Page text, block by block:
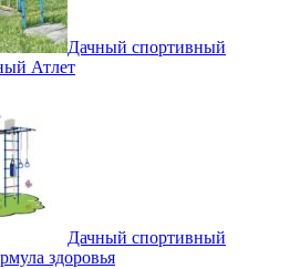
Дачный спортивный
Атлет
Дачный спортивный
здоровья